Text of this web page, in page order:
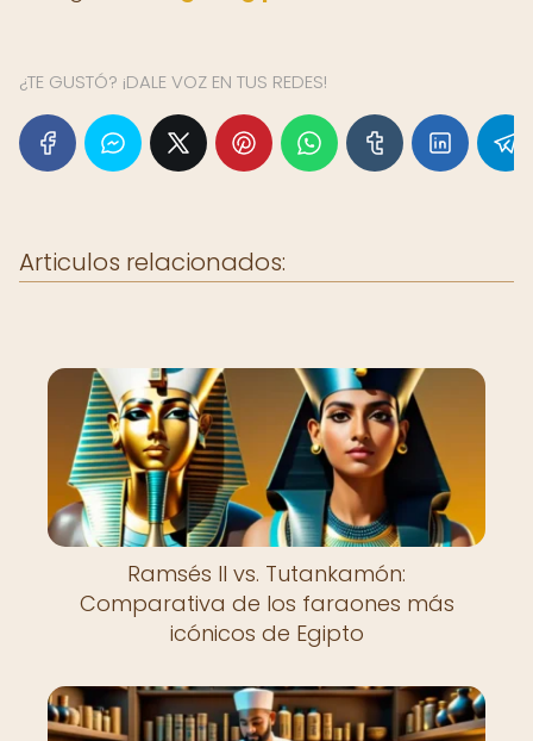
¿TE GUSTÓ? ¡DALE VOZ EN TUS REDES!
Articulos relacionados:
Ramsés II vs. Tutankamón:
Comparativa de los faraones más
icónicos de Egipto